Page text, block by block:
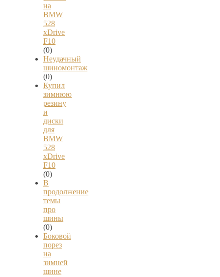
на
BMW
528
xDrive
F10
(0)
Неудачный
шиномонтаж
(0)
Купил
зимнюю
резину
и
диски
для
BMW
528
xDrive
F10
(0)
В
продолжение
темы
про
шины
(0)
Боковой
порез
на
зимней
шине